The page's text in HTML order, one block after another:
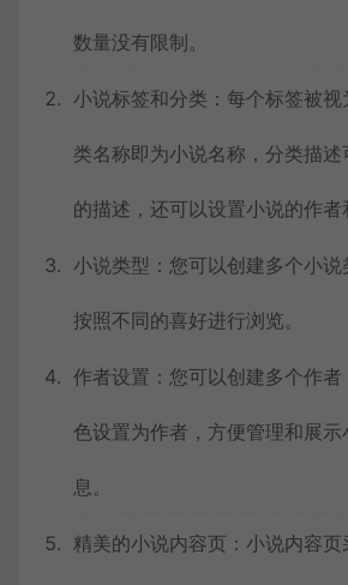
数量没有限制。
小说标签和分类：每个标签被
类名称即为小说名称，分类描
的描述，还可以设置小说的作者
小说类型：您可以创建多个小
按照不同的喜好进行浏览。
作者设置：您可以创建多个作者
色设置为作者，方便管理和展示
息。
精美的小说内容页：小说内容